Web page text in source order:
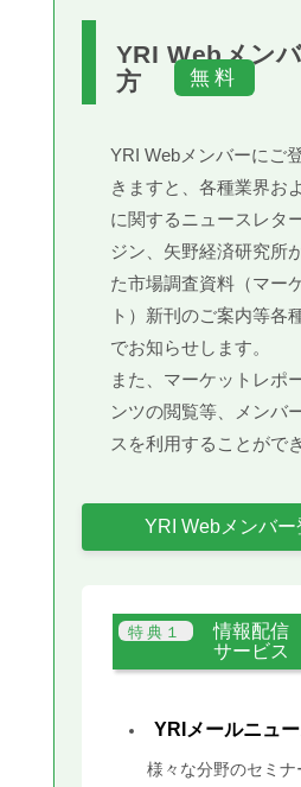
YRI Webメン
方
YRI Webメンバーにご
きますと、各種業界お
に関するニュースレタ
ジン、矢野経済研究所
た市場調査資料（マー
ト）新刊のご案内等各
でお知らせします。
また、マーケットレポ
ンツの閲覧等、メンバ
スを利用することがで
YRI Webメンバー
情報配信
サービス
YRIメールニュ
様々な分野のセミナ